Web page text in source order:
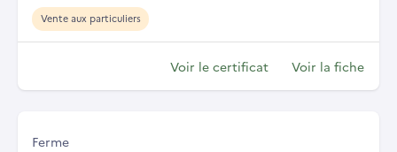
Vente aux particuliers
Voir le certificat Voir la fiche
Ferme